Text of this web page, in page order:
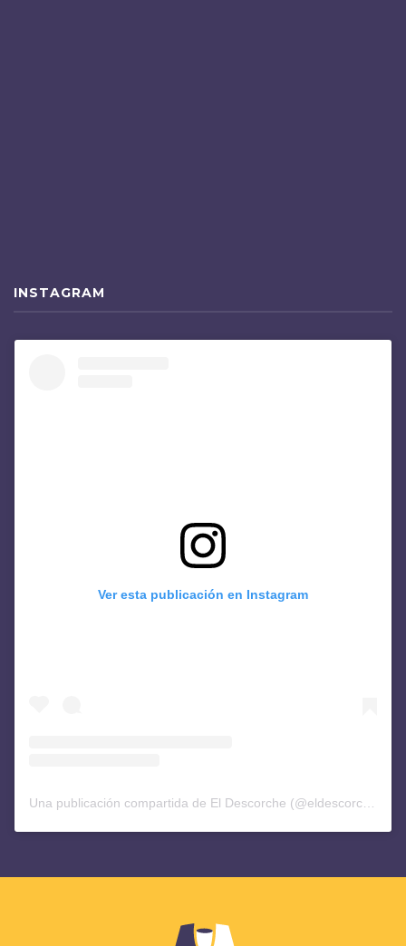
INSTAGRAM
Ver esta publicación en Instagram
Una publicación compartida de El Descorche (@eldescorchediario)